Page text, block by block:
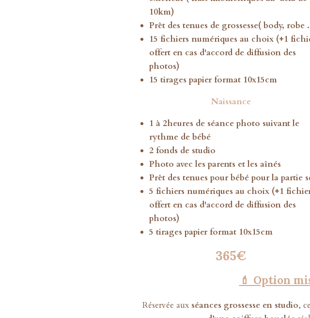
10km)
Prêt des tenues de grossesse( body, robe
15 fichiers numériques au choix (+1
offert en cas d'accord de diffusion des
photos)
15 tirages papier format 10x15cm
Naissance
1 à 2heures de séance photo suivant le
rythme de bébé
2 fonds de studio
Photo avec les parents et les aînés
Prêt des tenues pour bébé pour la partie
5 fichiers numériques au choix (+1
offert en cas d'accord de diffusion des
photos)
5 tirages papier format 10x15cm
365€
💄 Option
Réservée aux séances grossesse en studio,